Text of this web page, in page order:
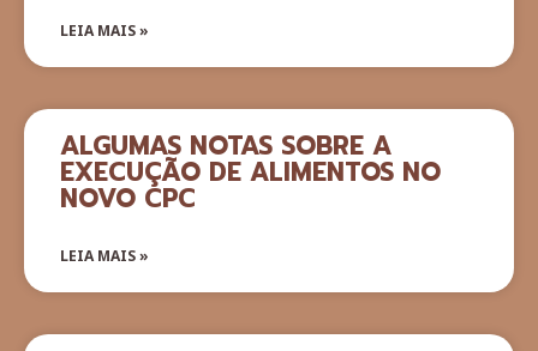
LEIA MAIS »
ALGUMAS NOTAS SOBRE A
EXECUÇÃO DE ALIMENTOS NO
NOVO CPC
LEIA MAIS »